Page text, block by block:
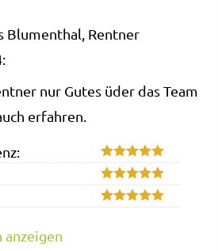
Blumenthal, Rentner
nur Gutes üder das Team
erfahren.
anzeigen